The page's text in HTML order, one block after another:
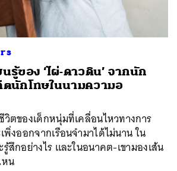
รู้ของ ‘ไผ่-ดาวดิน’ จากนัก
ตนักโทษในนามความอ
ตของเด็กหนุ่มที่เคลื่อนไหวทางการ
พิ่งออกจากเรือนจำมาได้ไม่นาน ใน
สึกอย่างไร และในอนาคต-เขามองเส้น
น